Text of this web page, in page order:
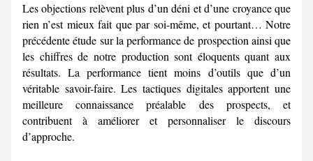
Les objections relèvent plus d’un déni et d’une croyance que
rien n’est mieux fait que par soi-même, et pourtant… Notre
précédente étude sur la performance de prospection ainsi que
les chiffres de notre production sont éloquents quant aux
résultats. La performance tient moins d’outils que d’un
véritable savoir-faire. Les tactiques digitales apportent une
meilleure connaissance préalable des prospects, et
contribuent à améliorer et personnaliser le discours
d’approche.